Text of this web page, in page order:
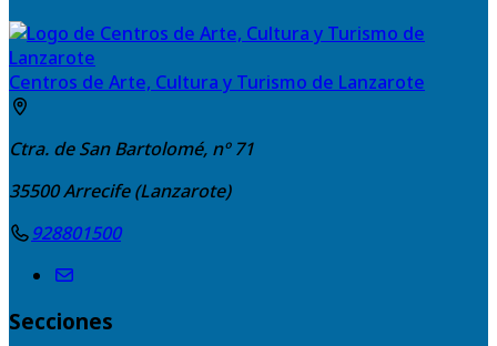
Centros de Arte, Cultura y Turismo de Lanzarote
Ctra. de San Bartolomé, nº 71
35500Arrecife (Lanzarote)
928801500
Secciones